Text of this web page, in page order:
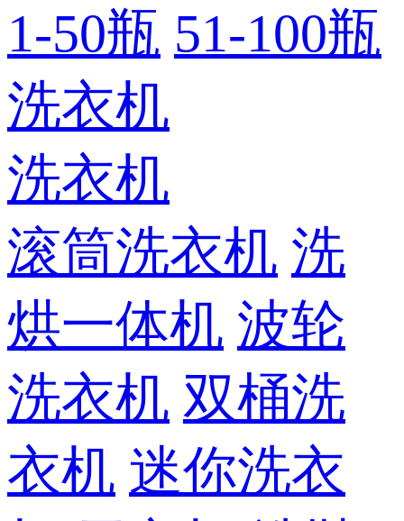
1-50瓶 51-100瓶
洗衣机
洗衣机
滚筒洗衣机 洗
烘一体机 波轮
洗衣机 双桶洗
衣机 迷你洗衣